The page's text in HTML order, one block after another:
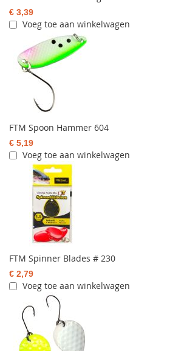
€ 3,39
Voeg toe aan winkelwagen
FTM Spoon Hammer 604
€ 5,19
Voeg toe aan winkelwagen
FTM Spinner Blades # 230
€ 2,79
Voeg toe aan winkelwagen